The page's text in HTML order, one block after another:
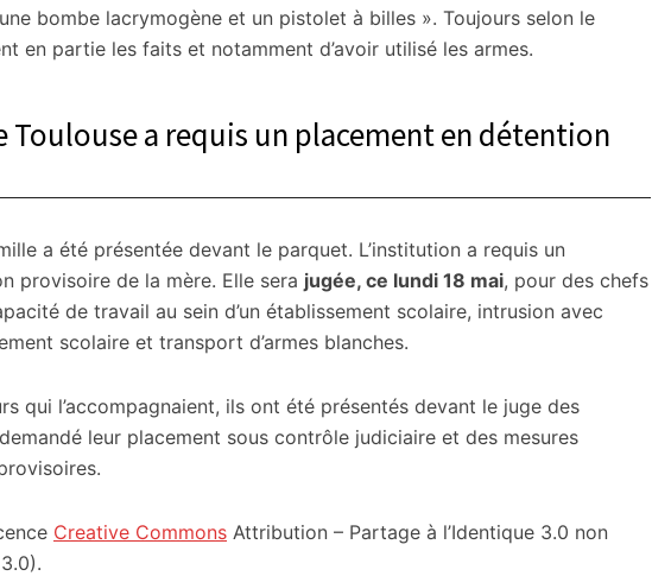
bombe lacrymogène et un pistolet à billes ». Toujours selon le
en partie les faits et notamment d’avoir utilisé les armes.
Toulouse a requis un placement en détention
a été présentée devant le parquet. L’institution a requis un
provisoire de la mère. Elle sera jugée, ce lundi 18 mai, pour des chefs
de travail au sein d’un établissement scolaire, intrusion avec
scolaire et transport d’armes blanches.
qui l’accompagnaient, ils ont été présentés devant le juge des
leur placement sous contrôle judiciaire et des mesures
Creative Commons Attribution – Partage à l’Identique 3.0 non